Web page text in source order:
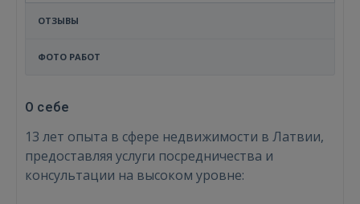
ОТЗЫВЫ
ФОТО РАБОТ
О себе
13 лет опыта в сфере недвижимости в Латвии,
предоставляя услуги посредничества и
консультации на высоком уровне: